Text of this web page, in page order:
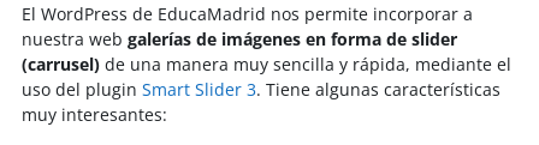
El WordPress de EducaMadrid nos permite incorporar a
nuestra web galerías de imágenes en forma de slider
(carrusel) de una manera muy sencilla y rápida, mediante el
uso del plugin Smart Slider 3. Tiene algunas características
muy interesantes: